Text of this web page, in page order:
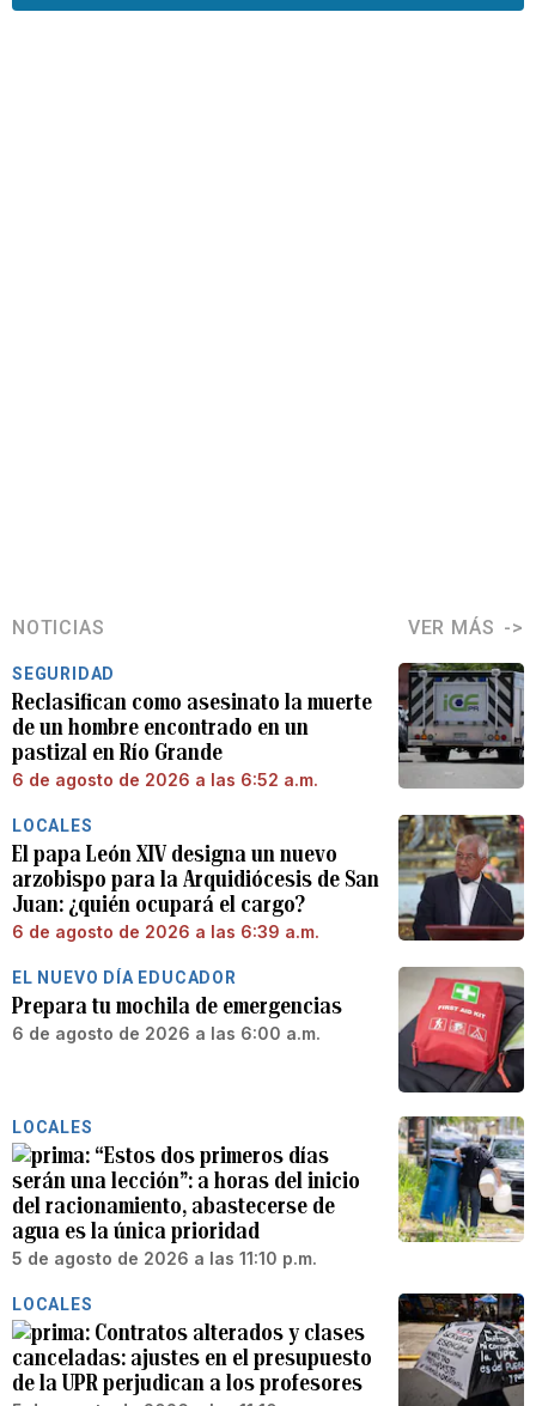
NOTICIAS VER MÁS
SEGURIDAD
Reclasifican como asesinato la muerte
de un hombre encontrado en un
pastizal en Río Grande
6 de agosto de 2026 a las 6:52 a.m.
LOCALES
El papa León XIV designa un nuevo
arzobispo para la Arquidiócesis de San
Juan: ¿quién ocupará el cargo?
6 de agosto de 2026 a las 6:39 a.m.
EL NUEVO DÍA EDUCADOR
Prepara tu mochila de emergencias
6 de agosto de 2026 a las 6:00 a.m.
LOCALES
“Estos dos primeros días
serán una lección”: a horas del inicio
del racionamiento, abastecerse de
agua es la única prioridad
5 de agosto de 2026 a las 11:10 p.m.
LOCALES
Contratos alterados y clases
canceladas: ajustes en el presupuesto
de la UPR perjudican a los profesores